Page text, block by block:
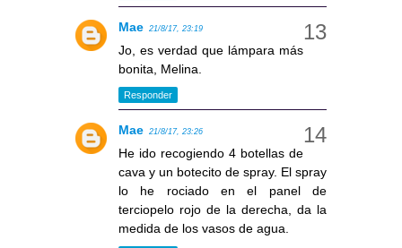
Mae 21/8/17, 23:19
Jo, es verdad que lámpara más
bonita, Melina.
Responder
Mae 21/8/17, 23:26
He ido recogiendo 4 botellas de
cava y un botecito de spray. El spray
lo he rociado en el panel de
terciopelo rojo de la derecha, da la
medida de los vasos de agua.